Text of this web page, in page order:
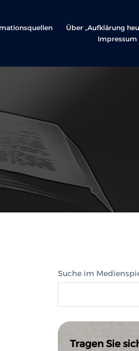
Über „Aufklärung
Impressum
Suche im
Tragen Sie